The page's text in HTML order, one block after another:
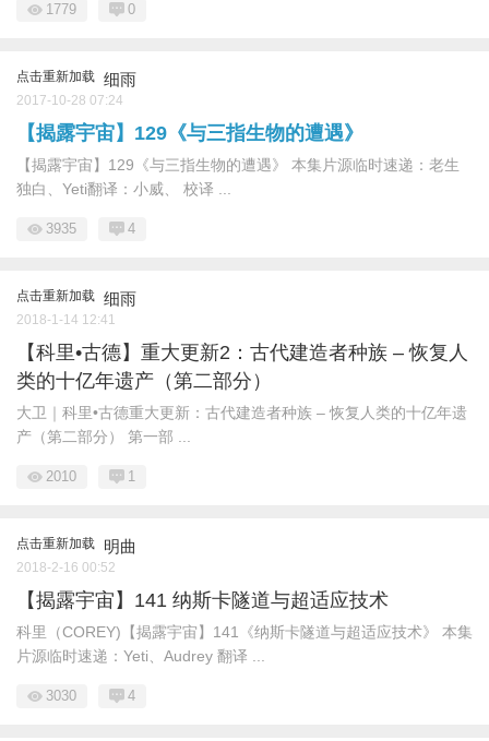
1779 0
点击重新加载 细雨
2017-10-28 07:24
【揭露宇宙】129《与三指生物的遭遇》
【揭露宇宙】129《与三指生物的遭遇》 本集片源临时速递：老生
独白、Yeti翻译：小威、 校译 ...
3935 4
点击重新加载 细雨
2018-1-14 12:41
【科里•古德】重大更新2：古代建造者种族 – 恢复人
类的十亿年遗产（第二部分）
大卫｜科里•古德重大更新：古代建造者种族 – 恢复人类的十亿年遗
产（第二部分） 第一部 ...
2010 1
点击重新加载 明曲
2018-2-16 00:52
【揭露宇宙】141 纳斯卡隧道与超适应技术
科里（COREY)【揭露宇宙】141《纳斯卡隧道与超适应技术》 本集
片源临时速递：Yeti、Audrey 翻译 ...
3030 4